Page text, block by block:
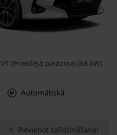
(Priekšējā piedziņa) (68 kW)
Automātiskā
Pievienot salīdzināšanai